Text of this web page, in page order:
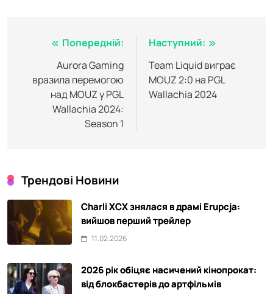
Навігація
записів
Попередній:
Aurora Gaming
вразила перемогою
над MOUZ у PGL
Wallachia 2024:
Season 1
Наступний:
Team Liquid виграє
MOUZ 2:0 на PGL
Wallachia 2024
Трендові Новини
Charli XCX знялася в драмі Erupcja:
вийшов перший трейлер
11.02.2026
2026 рік обіцяє насичений кінопрокат:
від блокбастерів до артфільмів